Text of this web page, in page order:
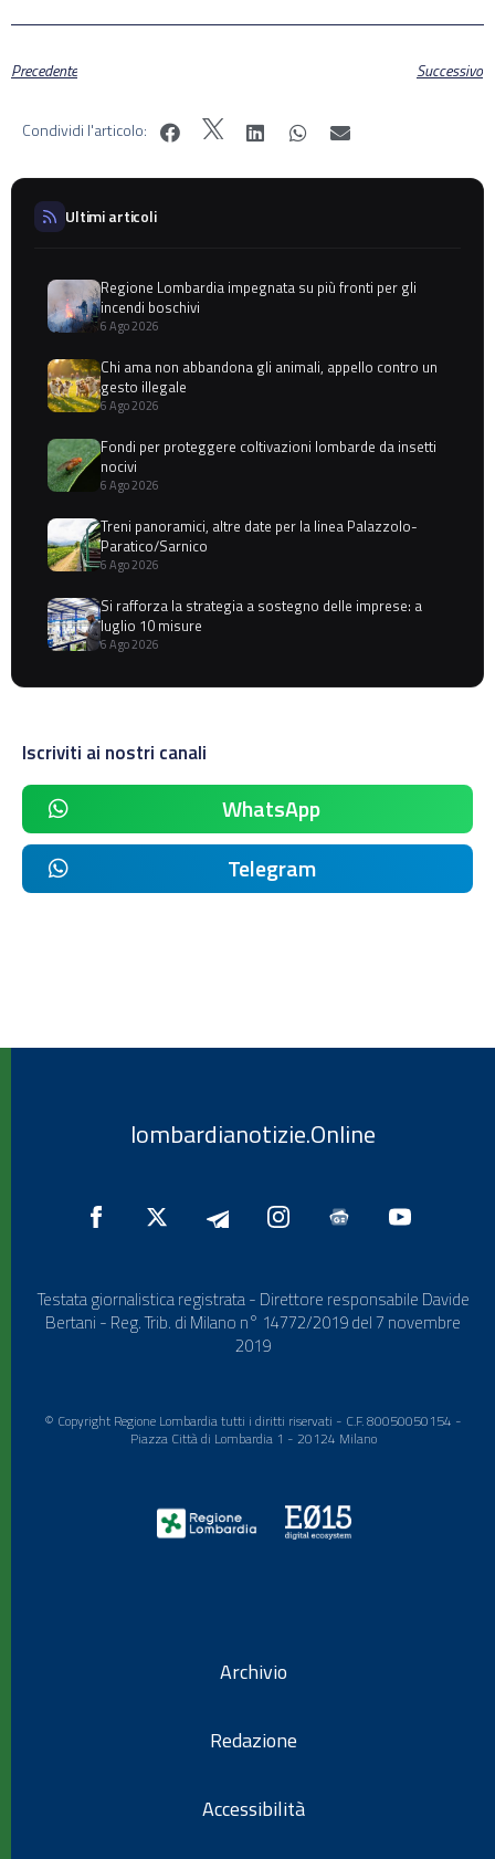
Precedente Successivo
Condividi l'articolo:
Ultimi articoli
Regione Lombardia impegnata su più fronti per gli
incendi boschivi
6 Ago 2026
Chi ama non abbandona gli animali, appello contro un
gesto illegale
6 Ago 2026
Fondi per proteggere coltivazioni lombarde da insetti
nocivi
6 Ago 2026
Treni panoramici, altre date per la linea Palazzolo-
Paratico/Sarnico
6 Ago 2026
Si rafforza la strategia a sostegno delle imprese: a
luglio 10 misure
6 Ago 2026
Iscriviti ai nostri canali
WhatsApp
Telegram
lombardianotizie.Online
Testata giornalistica registrata - Direttore responsabile Davide
Bertani - Reg. Trib. di Milano n° 14772/2019 del 7 novembre
2019
© Copyright Regione Lombardia tutti i diritti riservati - C.F. 80050050154 -
Piazza Città di Lombardia 1 - 20124 Milano
Archivio
Redazione
Accessibilità